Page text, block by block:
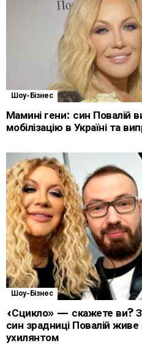
Шоу-Бізнес
Мамині гени: син Повалій
мобілізацію в Україні та
Шоу-Бізнес
«Сцикло» — скажете ви?
син зрадниці Повалій живе
ухилянтом